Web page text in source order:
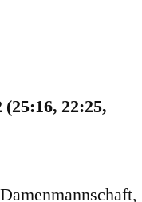
22:25,